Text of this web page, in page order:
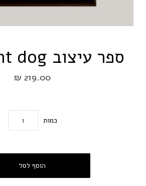
ספר עיצוב Resident dog
219.00 ₪
כמות